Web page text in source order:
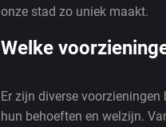
onze stad zo uniek maakt.
Welke
Er zijn diverse
hun behoeften en welzijn.